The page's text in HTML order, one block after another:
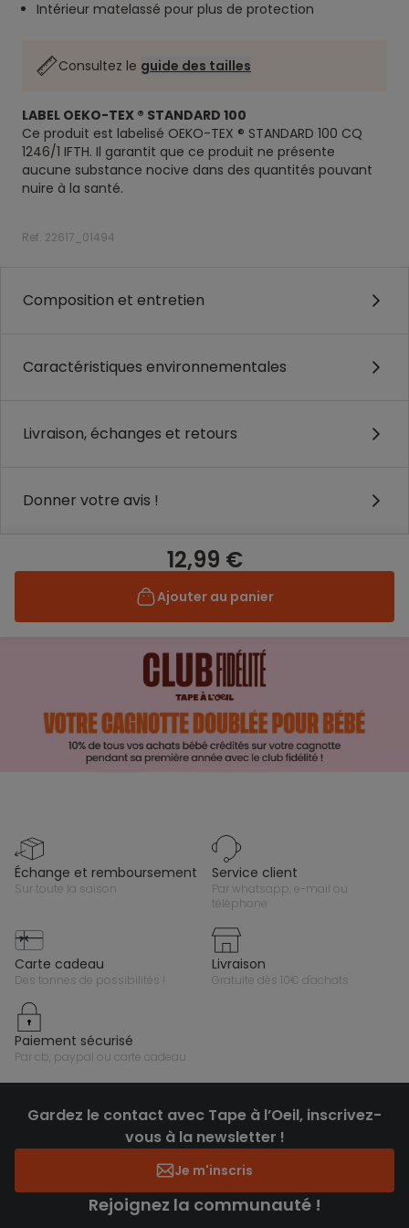
Intérieur matelassé pour plus de protection
Consultez le guide des tailles
LABEL OEKO-TEX ® STANDARD 100
Ce produit est labelisé OEKO-TEX ® STANDARD 100 CQ
1246/1 IFTH. Il garantit que ce produit ne présente
aucune substance nocive dans des quantités pouvant
nuire à la santé.
Ref. 22617_01494
Composition et entretien
Caractéristiques environnementales
Livraison, échanges et retours
Donner votre avis !
12,99 €
Ajouter au panier
échange et remboursement
sur toute la saison
service client
par whatsapp, e-mail ou
téléphone
carte cadeau
des tonnes de possibilités !
livraison
gratuite dès 10€ d'achats
paiement sécurisé
par cb, paypal ou carte cadeau
Gardez le contact avec Tape à l’Oeil, inscrivez-
vous à la newsletter !
Je m'inscris
Rejoignez la communauté !